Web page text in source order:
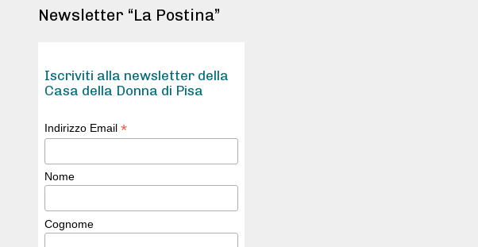
Newsletter “La Postina”
Iscriviti alla newsletter della
Casa della Donna di Pisa
Indirizzo Email *
Nome
Cognome